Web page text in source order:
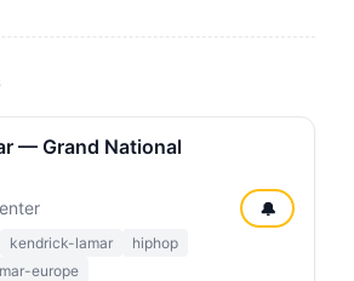
— Grand National
kendrick-lamar
hiphop
europe
🔔